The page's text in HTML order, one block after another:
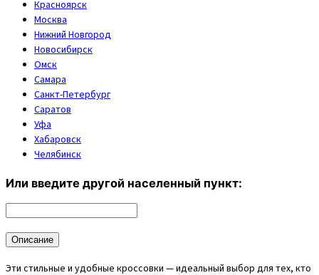
Красноярск
Москва
Нижний Новгород
Новосибирск
Омск
Самара
Санкт-Петербург
Саратов
Уфа
Хабаровск
Челябинск
Или введите другой населенный пункт:
Описание
Эти стильные и удобные кроссовки — идеальный выбор для тех, кто